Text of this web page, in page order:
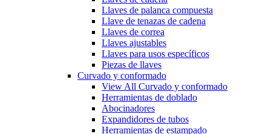
Llaves de palanca compuesta
Llave de tenazas de cadena
Llaves de correa
Llaves ajustables
Llaves para usos específicos
Piezas de llaves
Curvado y conformado
View All Curvado y conformado
Herramientas de doblado
Abocinadores
Expandidores de tubos
Herramientas de estampado